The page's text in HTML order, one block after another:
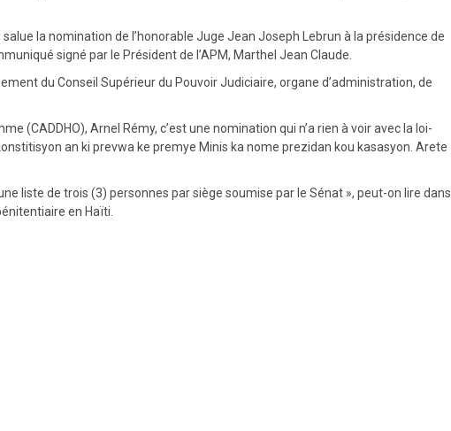
la nomination de l’honorable Juge Jean Joseph Lebrun à la présidence de
signé par le Président de l’APM, Marthel Jean Claude.
du Conseil Supérieur du Pouvoir Judiciaire, organe d’administration, de
(CADDHO), Arnel Rémy, c’est une nomination qui n’a rien à voir avec la loi-
an ki prevwa ke premye Minis ka nome prezidan kou kasasyon. Arete
liste de trois (3) personnes par siège soumise par le Sénat », peut-on lire dans
en Haïti.